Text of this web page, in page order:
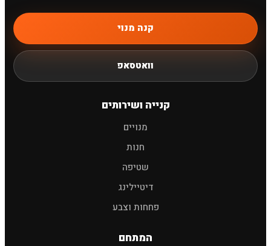
מחפשים מוצר לרכב? ×
מגבות
קנה מנוי
וואטסאפ
קנייה ושירותים
מנויים
חנות
שטיפה
דיטיילינג
פחחות וצבע
המתחם